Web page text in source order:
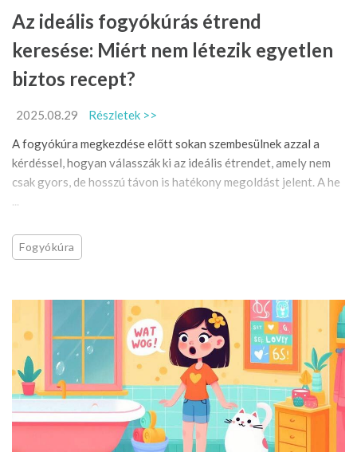
Az ideális fogyókúrás étrend
keresése: Miért nem létezik egyetlen
biztos recept?
2025.08.29
Részletek >>
A fogyókúra megkezdése előtt sokan szembesülnek azzal a
kérdéssel, hogyan válasszák ki az ideális étrendet, amely nem
csak gyors, de hosszú távon is hatékony megoldást jelent. A he
...
Fogyókúra